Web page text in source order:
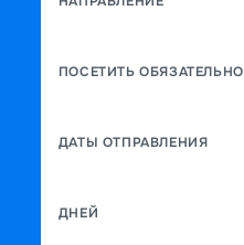
ПОСЕТИТЬ ОБЯЗАТЕЛЬНО
ДАТЫ ОТПРАВЛЕНИЯ
ДНЕЙ